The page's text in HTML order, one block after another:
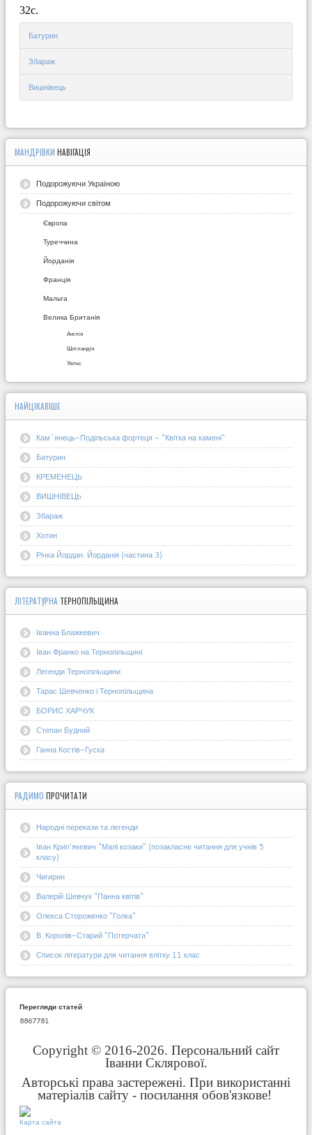
32с.
Батурин
Збараж
Вишнівець
МАНДРІВКИ НАВІГАЦІЯ
Подорожуючи Україною
Подорожуючи світом
Європа
Туреччина
Йорданія
Франція
Мальта
Велика Британія
Англія
Шотландія
Уельс
НАЙЦІКАВІШЕ
Кам`янець-Подільська фортеця - "Квітка на камені"
Батурин
КРЕМЕНЕЦЬ
ВИШНІВЕЦЬ
Збараж
Хотин
Річка Йордан. Йорданія (частина 3)
ЛІТЕРАТУРНА ТЕРНОПІЛЬЩИНА
Іванна Блажкевич
Іван Франко на Тернопільщині
Легенди Тернопільщини
Тарас Шевченко і Тернопільщина
БОРИС ХАРЧУК
Степан Будний
Ганна Костів-Гуска
РАДИМО ПРОЧИТАТИ
Народні перекази та легенди
Іван Крип'якевич "Малі козаки" (позакласне читання для учнів 5
класу)
Чигирин
Валерій Шевчук "Панна квітів"
Олекса Стороженко "Голка"
В. Королів-Старий "Потерчата"
Список літератури для читання влітку 11 клас
Перегляди статей
8867781
Copyright © 2016-2026. Персональний сайт
Іванни Склярової.
Авторські права застережені. При використанні
матеріалів сайту - посилання обов'язкове!
Карта сайта